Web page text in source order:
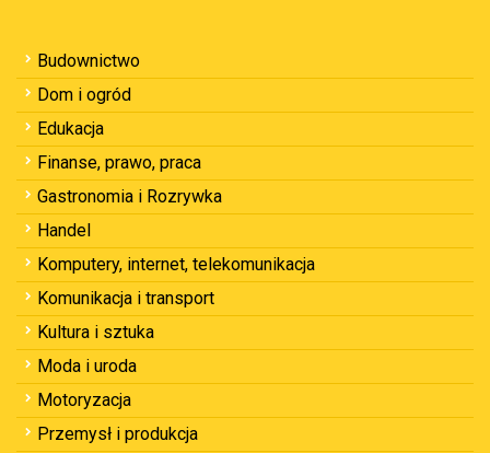
Budownictwo
Dom i ogród
Edukacja
Finanse, prawo, praca
Gastronomia i Rozrywka
Handel
Komputery, internet, telekomunikacja
Komunikacja i transport
Kultura i sztuka
Moda i uroda
Motoryzacja
Przemysł i produkcja